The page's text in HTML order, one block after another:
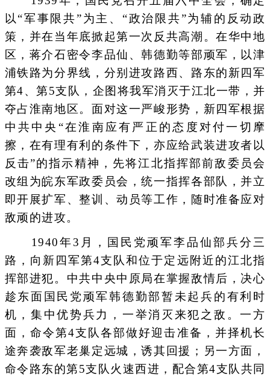
以“军事限共”为主、“政治限共”为辅的反动政
策，并在当年底掀起第一次反共高潮。在华中地
区，蒋介石密令李品仙、韩德勤等部顽军，以津
浦铁路为分界线，分别进攻路西、路东的新四军
第4、第5支队，企图将我军消灭于江北一带，并
夺占淮南地区。面对这一严峻形势，新四军根据
中共中央“在淮南应有严正的态度对付一切摩
擦，在有理有利的条件下，亦应给武装进攻者以
反击”的指示精神，先将江北指挥部前敌委员会
改组为皖东军政委员会，统一指挥各部队，并立
即开展扩军、整训、动员等工作，随时准备应对
敌顽的进攻。
1940年3月，国民党顽军李品仙部兵分三
路，向新四军第4支队和位于定远附近的江北指
挥部进犯。中共中央中原局在掌握敌情后，决心
趁东面国民党顽军韩德勤部暂未起兵的有利时
机，集中优势兵力，一举消灭来犯之敌。一方
面，命令第4支队各部做好迎击准备，并择机长
途奔袭敌军老巢定远城，诱其回援；另一方面，
命令路东的第5支队火速西进，配合第4支队共同